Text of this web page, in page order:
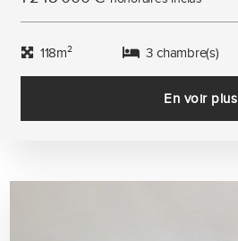
118m² 3 chambre(s)
En voir plus